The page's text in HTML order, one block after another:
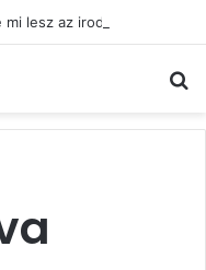
lesz az irodalommal?